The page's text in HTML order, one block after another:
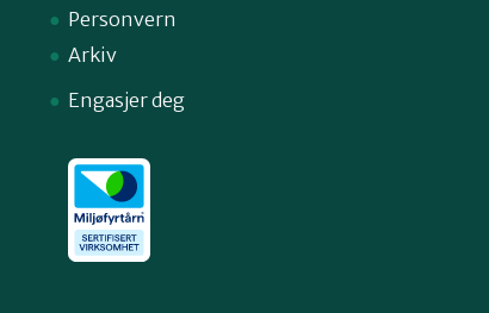
Personvern
Arkiv
Engasjer deg